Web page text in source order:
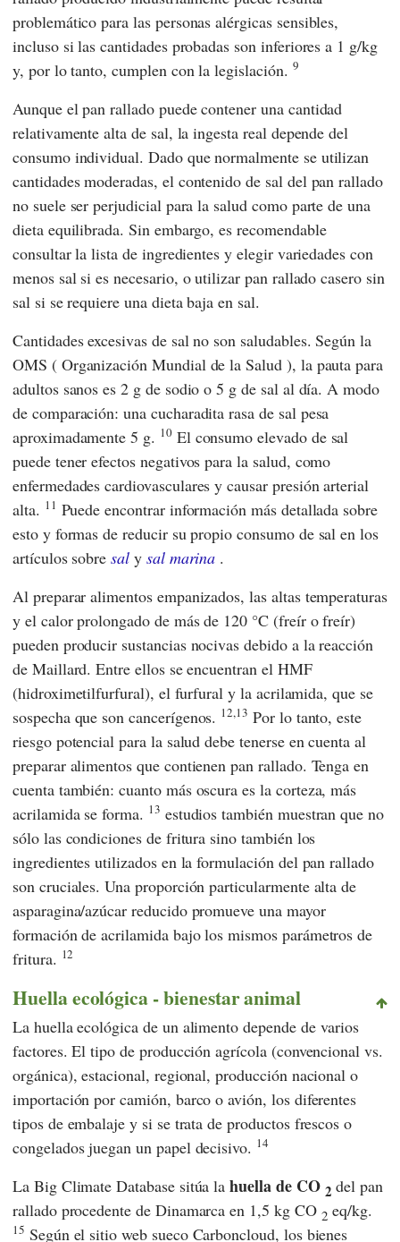
problemático para las personas alérgicas sensibles,
incluso si las cantidades probadas son inferiores a 1 g/kg
y, por lo tanto, cumplen con la legislación. 9
Aunque el pan rallado puede contener una cantidad
relativamente alta de sal, la ingesta real depende del
consumo individual. Dado que normalmente se utilizan
cantidades moderadas, el contenido de sal del pan rallado
no suele ser perjudicial para la salud como parte de una
dieta equilibrada. Sin embargo, es recomendable
consultar la lista de ingredientes y elegir variedades con
menos sal si es necesario, o utilizar pan rallado casero sin
sal si se requiere una dieta baja en sal.
Cantidades excesivas de sal no son saludables. Segúnla
OMS ( Organización Mundial de la Salud), la pauta para
adultos sanos es 2 g de sodio o 5 g de sal al día. A modo
de comparación: una cucharadita rasa de sal pesa
aproximadamente 5 g. 10El consumo elevado de sal
puede tener efectos negativos para la salud, como
enfermedades cardiovasculares y causar presión arterial
alta. 11 Puede encontrar información más detallada sobre
esto y formas de reducir su propio consumo de sal en los
artículos sobresaly sal marina .
Al preparar alimentos empanizados, las altas temperaturas
y el calor prolongado de más de 120 °C (freír o freír)
pueden producir sustancias nocivas debido a la reacción
de Maillard. Entre ellos se encuentran el HMF
(hidroximetilfurfural), el furfural y la acrilamida, que se
sospecha que son cancerígenos. 12,13 Por lo tanto, este
riesgo potencial para la salud debe tenerse en cuenta al
preparar alimentos que contienen pan rallado. Tenga en
cuenta también: cuanto más oscura es la corteza, más
acrilamida se forma. 13 estudios también muestran que no
sólo las condiciones de fritura sino también los
ingredientes utilizados en la formulación del pan rallado
son cruciales. Una proporción particularmente alta de
asparagina/azúcar reducido promueve una mayor
formación de acrilamida bajo los mismos parámetros de
fritura. 12
Huella ecológica - bienestar animal
La huella ecológica de un alimento depende de varios
factores. El tipo de producción agrícola (convencional vs.
orgánica), estacional, regional, producción nacional o
importación por camión, barco o avión, los diferentes
tipos de embalaje y si se trata de productos frescos o
congelados juegan un papel decisivo. 14
La Big Climate Database sitúa lahuella de CO 2 del pan
rallado procedente de Dinamarca en 1,5 kg CO 2 eq/kg.
15 Según el sitio web sueco Carboncloud, los bienes